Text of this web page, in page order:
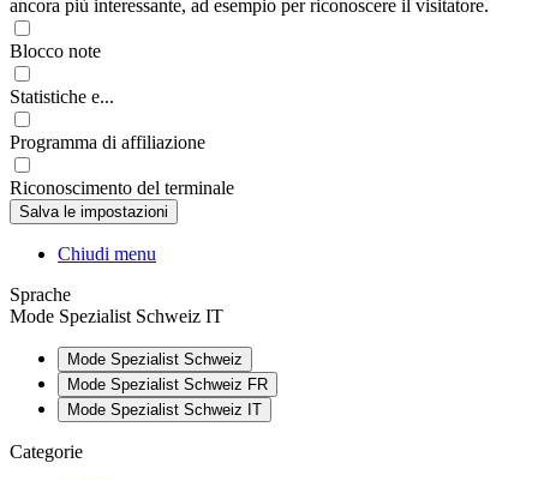
ancora più interessante, ad esempio per riconoscere il visitatore.
Blocco note
Statistiche e...
Programma di affiliazione
Riconoscimento del terminale
Chiudi menu
Sprache
Mode Spezialist Schweiz IT
Mode Spezialist Schweiz
Mode Spezialist Schweiz FR
Mode Spezialist Schweiz IT
Categorie